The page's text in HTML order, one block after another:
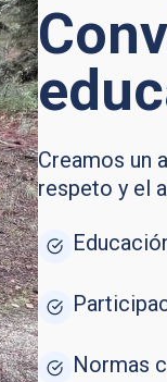
Creamos un
respeto y el
Normas